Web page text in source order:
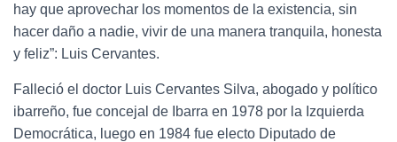
hay que aprovechar los momentos de la existencia, sin
hacer daño a nadie, vivir de una manera tranquila, honesta
y feliz”: Luis Cervantes.
Falleció el doctor Luis Cervantes Silva, abogado y político
ibarreño, fue concejal de Ibarra en 1978 por la Izquierda
Democrática, luego en 1984 fue electo Diputado de